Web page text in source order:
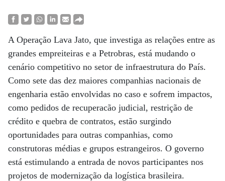
A Operação Lava Jato, que investiga as relações entre as
grandes empreiteiras e a Petrobras, está mudando o
cenário competitivo no setor de infraestrutura do País.
Como sete das dez maiores companhias nacionais de
engenharia estão envolvidas no caso e sofrem impactos,
como pedidos de recuperacão judicial, restrição de
crédito e quebra de contratos, estão surgindo
oportunidades para outras companhias, como
construtoras médias e grupos estrangeiros. O governo
está estimulando a entrada de novos participantes nos
projetos de modernização da logística brasileira.